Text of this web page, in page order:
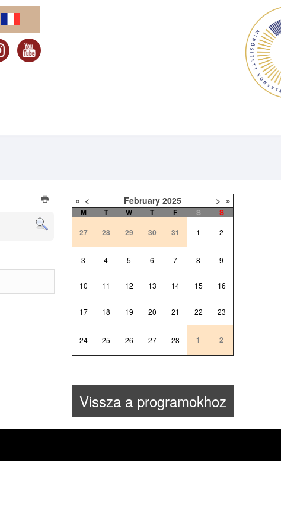
« < February 2025 > »
M T W T F S
S
27
28 29 30 31 1 2
3 4 5 6 7 8 9
10 11 12 13 14 15 16
17 18 19 20 21 22 23
24 25 26 27 28 1 2
Vissza a programokhoz